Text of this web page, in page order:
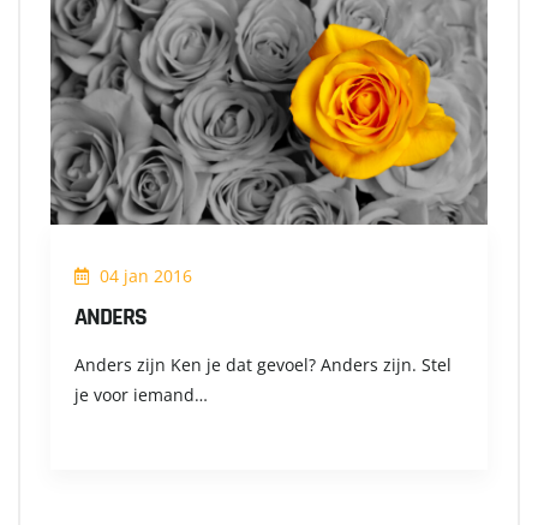
04 jan 2016
ANDERS
Anders zijn Ken je dat gevoel? Anders zijn. Stel
je voor iemand…